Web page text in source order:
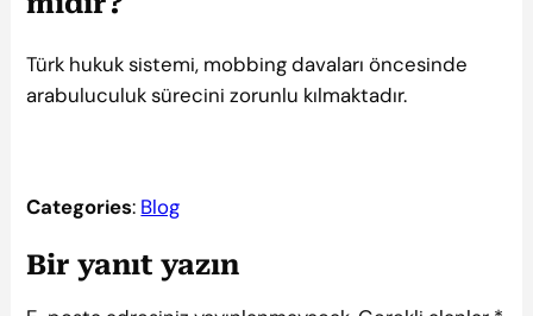
Türk hukuk sistemi, mobbing davaları öncesinde
arabuluculuk sürecini zorunlu kılmaktadır.
Categories: Blog
Bir yanıt yazın